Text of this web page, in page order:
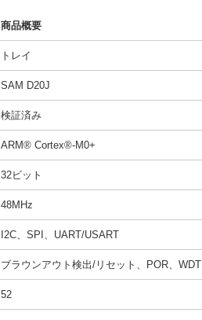
商品概要
トレイ
SAM D20J
検証済み
ARM® Cortex®-M0+
32ビット
48MHz
I2C、SPI、UART/USART
ブラウンアウト検出/リセット、POR、WDT
52